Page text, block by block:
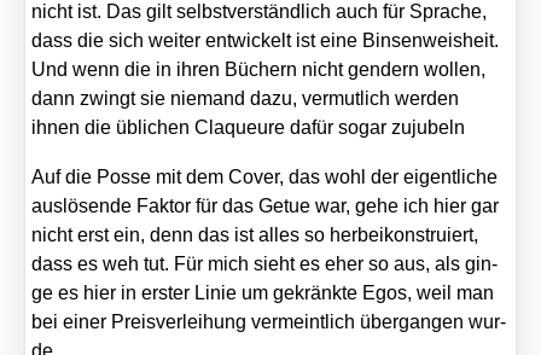
nicht ist. Das gilt selbst­ver­ständ­lich auch für Spra­che,
dass die sich wei­ter ent­wi­ckelt ist eine Bin­sen­weis­heit.
Und wenn die in ihren Büchern nicht gen­dern wol­len,
dann zwingt sie nie­mand dazu, ver­mut­lich wer­den
ihnen die übli­chen Cla­queu­re dafür sogar zuju­beln
Auf die Pos­se mit dem Cover, das wohl der eigent­li­che
aus­lö­sen­de Fak­tor für das Getue war, gehe ich hier gar
nicht erst ein, denn das ist alles so her­bei­kon­stru­iert,
dass es weh tut. Für mich sieht es eher so aus, als gin­
ge es hier in ers­ter Linie um gekränk­te Egos, weil man
bei einer Preis­ver­lei­hung ver­meint­lich über­gan­gen wur­